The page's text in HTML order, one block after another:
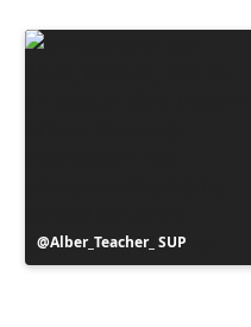
Beitrag
veröffentlicht
Alber_Teacher_ SUP